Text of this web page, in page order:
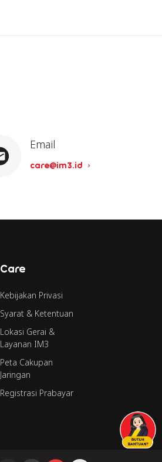
Email
care@im3.id
Care
Kebijakan Privasi
Syarat & Ketentuan
Lokasi Gerai &
Layanan IM3
Peta Cakupan
Jaringan
Registrasi Prabayar